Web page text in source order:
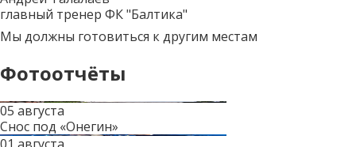
главный тренер ФК "Балтика"
Мы должны готовиться к другим местам
Фотоотчёты
05 августа
Снос под «Онегин»
01 августа